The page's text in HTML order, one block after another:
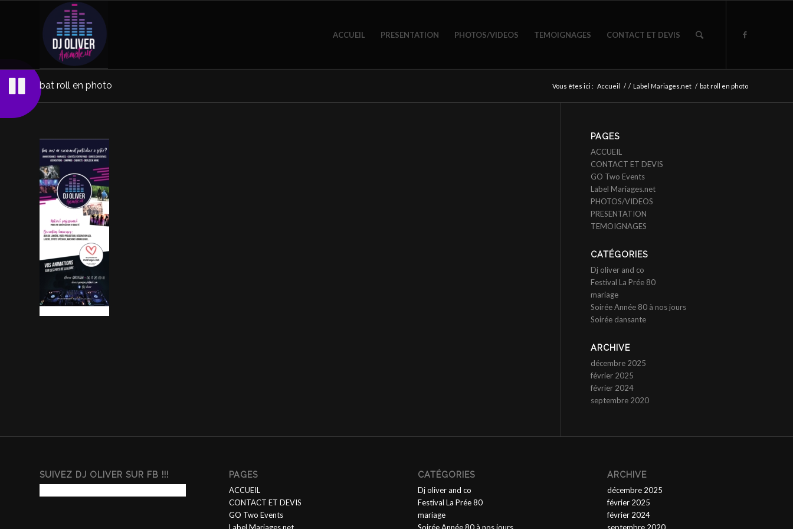
ACCUEIL PRESENTATION PHOTOS/VIDEOS TEMOIGNAGES CONTACT ET DEVIS
bat roll en photo Vous êtes ici : Accueil / / Label Mariages.net / bat roll en photo
PAGES
ACCUEIL
CONTACT ET DEVIS
GO Two Events
Label Mariages.net
PHOTOS/VIDEOS
PRESENTATION
TEMOIGNAGES
CATÉGORIES
Dj oliver and co
Festival La Prée 80
mariage
Soirée Année 80 à nos jours
Soirée dansante
ARCHIVE
décembre 2025
février 2025
février 2024
septembre 2020
SUIVEZ DJ OLIVER SUR FB !!!
PAGES
ACCUEIL
CONTACT ET DEVIS
GO Two Events
CATÉGORIES
Dj oliver and co
Festival La Prée 80
mariage
ARCHIVE
décembre 2025
février 2025
février 2024